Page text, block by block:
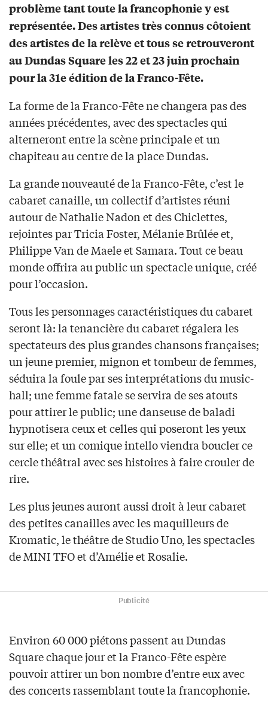
problème tant toute la francophonie y est
représentée. Des artistes très connus côtoient
des artistes de la relève et tous se retrouveront
au Dundas Square les 22 et 23 juin prochain
pour la 31e édition de la Franco-Fête.
La forme de la Franco-Fête ne changera pas des
années précédentes, avec des spectacles qui
alterneront entre la scène principale et un
chapiteau au centre de la place Dundas.
La grande nouveauté de la Franco-Fête, c’est le
cabaret canaille, un collectif d’artistes réuni
autour de Nathalie Nadon et des Chiclettes,
rejointes par Tricia Foster, Mélanie Brûlée et,
Philippe Van de Maele et Samara. Tout ce beau
monde offrira au public un spectacle unique, créé
pour l’occasion.
Tous les personnages caractéristiques du cabaret
seront là: la tenancière du cabaret régalera les
spectateurs des plus grandes chansons françaises;
un jeune premier, mignon et tombeur de femmes,
séduira la foule par ses interprétations du music-
hall; une femme fatale se servira de ses atouts
pour attirer le public; une danseuse de baladi
hypnotisera ceux et celles qui poseront les yeux
sur elle; et un comique intello viendra boucler ce
cercle théâtral avec ses histoires à faire crouler de
rire.
Les plus jeunes auront aussi droit à leur cabaret
des petites canailles avec les maquilleurs de
Kromatic, le théâtre de Studio Uno, les spectacles
de MINI TFO et d’Amélie et Rosalie.
Publicité
Environ 60 000 piétons passent au Dundas
Square chaque jour et la Franco-Fête espère
pouvoir attirer un bon nombre d’entre eux avec
des concerts rassemblant toute la francophonie.